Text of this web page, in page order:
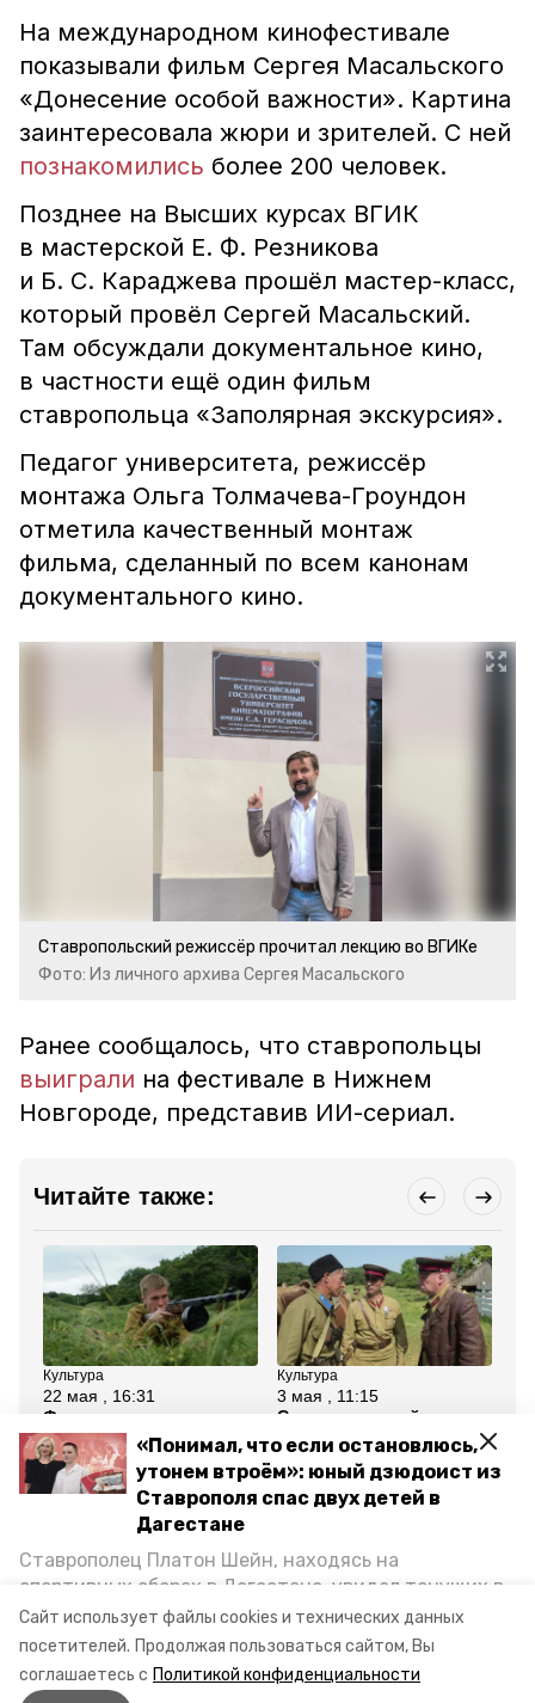
Сайт использует файлы cookies и технических данных
посетителей. Продолжая пользоваться сайтом, Вы
соглашаетесь с Политикой конфиденциальности
«Понимал, что если остановлюсь,
утонем втроём»: юный дзюдоист из
Ставрополя спас двух детей в
Дагестане
Ставрополец Платон Шейн, находясь на
спортивных сборах в Дегестане, увидел тонущих в
Каспийском море детей и бросился на помощь. По
возвращении домой, отважного мальчика
пригласили в министерство образования края и
наградили. Корреспондент «Победы26» пообщался
На международном кинофестивале
показывали фильм Сергея Масальского
«Донесение особой важности». Картина
заинтересовала жюри и зрителей. С ней
познакомились более 200 человек.
Позднее на Высших курсах ВГИК
в мастерской Е. Ф. Резникова
и Б. С. Караджева прошёл мастер-класс,
который провёл Сергей Масальский.
Там обсуждали документальное кино,
в частности ещё один фильм
ставропольца «Заполярная экскурсия».
Педагог университета, режиссёр
монтажа Ольга Толмачева-Гроундон
отметила качественный монтаж
фильма, сделанный по всем канонам
документального кино.
Ставропольский режиссёр прочитал лекцию во ВГИКе
Фото: Из личного архива Сергея Масальского
Ранее сообщалось, что ставропольцы
выиграли на фестивале в Нижнем
Новгороде, представив ИИ-сериал.
Читайте также:
Культура
22 мая , 16:31
Фильм ставропольца
Масальского вошёл в
шорт-лист
международного
кинофестиваля
Культура
3 мая , 11:15
Ставропольский
представил трейлер к
новому фильму
режиссёр ставрополь
Эксклюзивы